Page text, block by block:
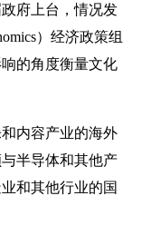
府上台，情况发
）经济政策组
的角度衡量文化
内容产业的海外
半导体和其他产
和其他行业的国